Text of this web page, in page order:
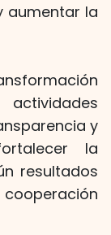
aumentar la
y
la
resultados